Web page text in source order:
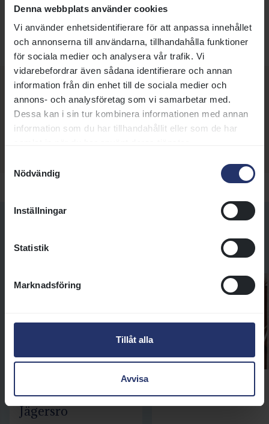
Denna webbplats använder cookies
Vi använder enhetsidentifierare för att anpassa innehållet
och annonserna till användarna, tillhandahålla funktioner
för sociala medier och analysera vår trafik. Vi
vidarebefordrar även sådana identifierare och annan
information från din enhet till de sociala medier och
annons- och analysföretag som vi samarbetar med.
Dessa kan i sin tur kombinera informationen med annan
information som du har tillhandahållit eller som de har
Nödvändig
Inställningar
Statistik
Marknadsföring
Tillåt alla
Avvisa
stallbacken och avgår 10.30. Parkering finns i anslutning
Bli medlem i SFK
Evenemanget är för alla galoppintresserade och det finns
inget krav på medlemskap i någon förening för att delta, men
passa gärna på att bli medlem och stötta Skånska
Söndagsgalopp på
Jägersro
Bakom kulisserna